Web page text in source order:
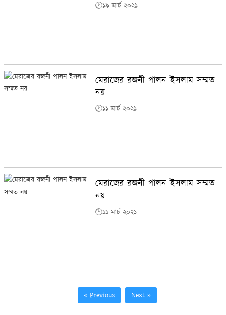
🕑১৯ মার্চ ২০২১
মেরাজের রজনী পালন ইসলাম সম্মত
নয়
🕑১১ মার্চ ২০২১
মেরাজের রজনী পালন ইসলাম সম্মত
নয়
🕑১১ মার্চ ২০২১
« Previous Next »